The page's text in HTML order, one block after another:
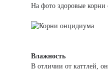
На фото здоровые
Влажность
В отличии от каттлей,